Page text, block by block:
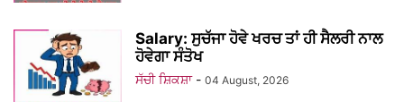
Salary: ਸੁਚੱਜਾ ਹੋਵੇ ਖਰਚ ਤਾਂ ਹੀ ਸੈਲਰੀ ਨਾਲ
ਹੋਵੇਗਾ ਸੰਤੋਖ
ਸੱਚੀ ਸ਼ਿਕਸ਼ਾ - 04 August, 2026